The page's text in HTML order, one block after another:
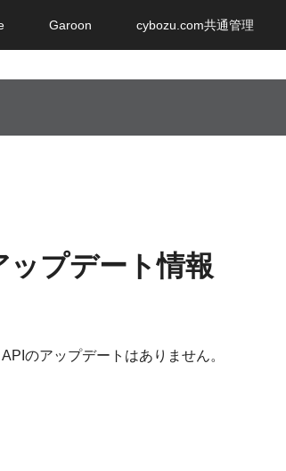
Garoon cybozu.com共通管理
プデート情報
のアップデートはありません。